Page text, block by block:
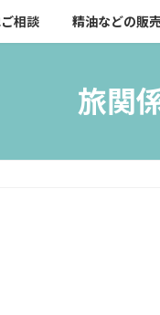
相談 精油などの販
旅関